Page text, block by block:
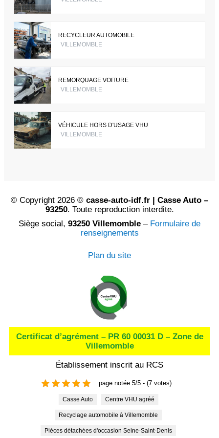
RECYCLEUR AUTOMOBILE
VILLEMOMBLE
REMORQUAGE VOITURE
VILLEMOMBLE
VÉHICULE HORS D'USAGE VHU
VILLEMOMBLE
© Copyright 2026 © casse-auto-idf.fr | Casse Auto –
93250. Toute reproduction interdite.
Siège social, 93250 Villemomble – Formulaire de
renseignements
Plan du site
Certificat d’agrément – PR 60 00031 D – Zone de
Villemomble
Établissement inscrit au RCS
page notée 5/5 - (7 votes)
Casse Auto Centre VHU agréé
Recyclage automobile à Villemomble
Pièces détachées d'occasion Seine-Saint-Denis